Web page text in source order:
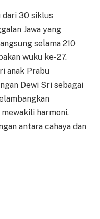
dari 30 siklus
Jawa yang
selama 210
wuku ke-27.
anak Prabu
Dewi Sri sebagai
harmoni,
antara cahaya dan